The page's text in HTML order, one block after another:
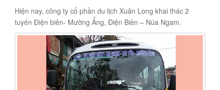
Hiện nay, công ty cổ phần du lịch Xuân Long khai thác 2
tuyến Điện biên- Mường Ẩng, Điện Biên – Núa Ngam.